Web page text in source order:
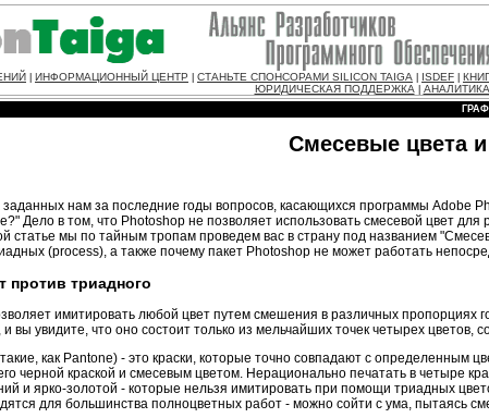
ИНФОРМАЦИОННЫЙ ЦЕНТР СТАНЬТЕ СПОНСОРАМИ SILICON TAIGA ISDEF
ЮРИДИЧЕСКАЯ ПОДДЕРЖКА| АНАЛИТИКА
Смесевые цвета
нам за последние годы вопросов, касающихся программы Adobe
Дело в том, что Photoshop не позволяет использовать смесевой цвет
статье мы по тайным тропам проведем вас в страну под названием
(process), а также почему пакет Photoshop не может работать
против триадного
имитировать любой цвет путем смешения в различных пропорциях
вы увидите, что оно состоит только из мельчайших точек четырех цветов,
как Pantone) - это краски, которые точно совпадают с
черной краской и смесевым цветом. Нерационально печатать в четыре
и ярко-золотой - которые нельзя имитировать при помощи триадных
для большинства полноцветных работ - можно сойти с ума, пытаясь